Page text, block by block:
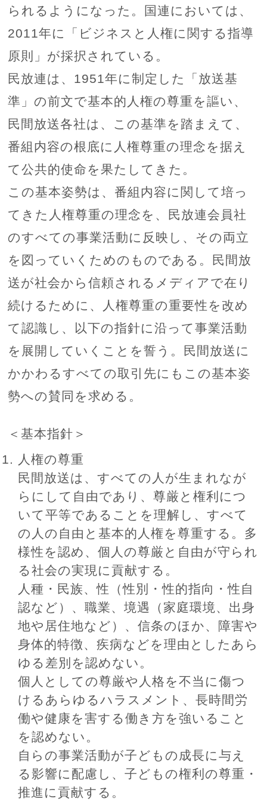
られるようになった。国連においては、
2011年に「ビジネスと人権に関する指導
原則」が採択されている。
民放連は、1951年に制定した「放送基
準」の前文で基本的人権の尊重を謳い、
民間放送各社は、この基準を踏まえて、
番組内容の根底に人権尊重の理念を据え
て公共的使命を果たしてきた。
この基本姿勢は、番組内容に関して培っ
てきた人権尊重の理念を、民放連会員社
のすべての事業活動に反映し、その両立
を図っていくためのものである。民間放
送が社会から信頼されるメディアで在り
続けるために、人権尊重の重要性を改め
て認識し、以下の指針に沿って事業活動
を展開していくことを誓う。民間放送に
かかわるすべての取引先にもこの基本姿
勢への賛同を求める。
＜基本指針＞
人権の尊重
民間放送は、すべての人が生まれなが
らにして自由であり、尊厳と権利につ
いて平等であることを理解し、すべて
の人の自由と基本的人権を尊重する。多
様性を認め、個人の尊厳と自由が守られ
る社会の実現に貢献する。
人種・民族、性（性別・性的指向・性自
認など）、職業、境遇（家庭環境、出身
地や居住地など）、信条のほか、障害や
身体的特徴、疾病などを理由としたあら
ゆる差別を認めない。
個人としての尊厳や人格を不当に傷つ
けるあらゆるハラスメント、長時間労
働や健康を害する働き方を強いること
を認めない。
自らの事業活動が子どもの成長に与え
る影響に配慮し、子どもの権利の尊重・
推進に貢献する。